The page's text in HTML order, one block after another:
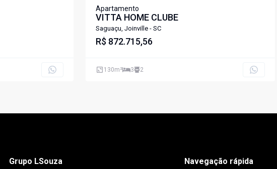
Apartamento
VITTA HOME CLUBE
Saguaçu, Joinville - SC
R$ 872.715,56
130m² 3 2
Grupo LSouza Navegação rápida